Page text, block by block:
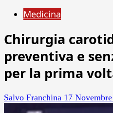
Medicina
Chirurgia
preventiva e
per la prima
Salvo Franchina 17